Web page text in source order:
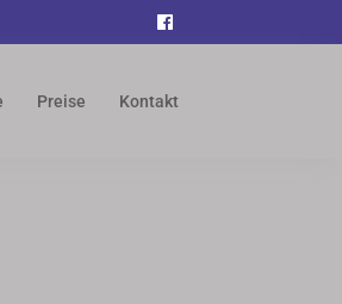
Facebook
Preise Kontakt